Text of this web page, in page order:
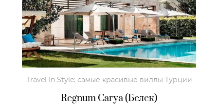
Travel In Style: самые красивые виллы Турции
Regnum Carya (Белек)